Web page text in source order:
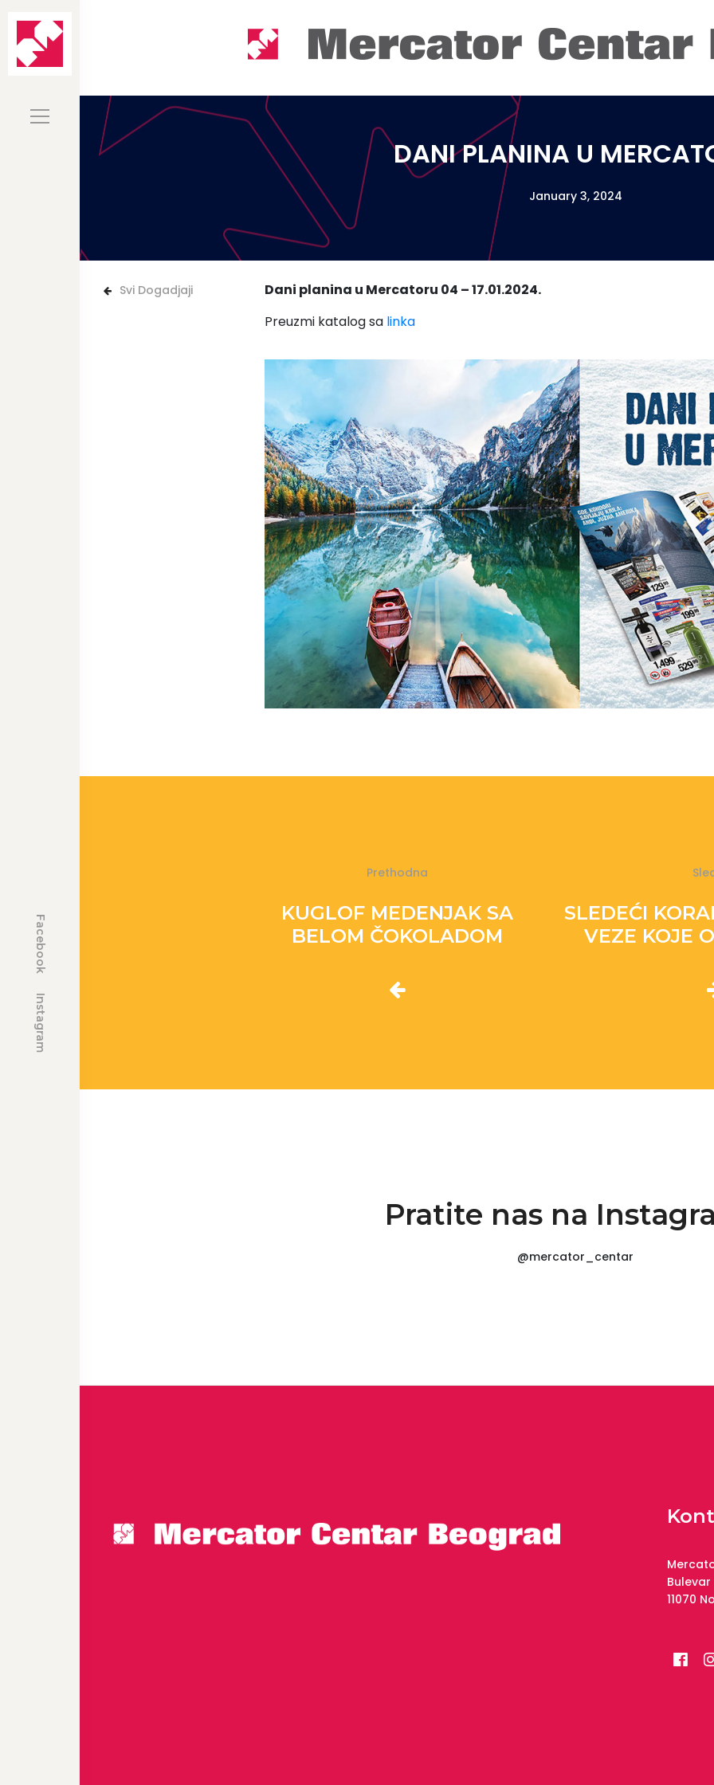
Facebook
Instagram
DANI PLANINA U
January 3, 2024
Svi Dogadjaji
Dani planina u Mercatoru 04 – 17.01.2024.
Preuzmi katalog sa linka
Prethodna
KUGLOF MEDENJAK SA
BELOM ČOKOLADOM
SLEDEĆI
VEZE KOJE
Pratite nas na
@mercator_centar
11070